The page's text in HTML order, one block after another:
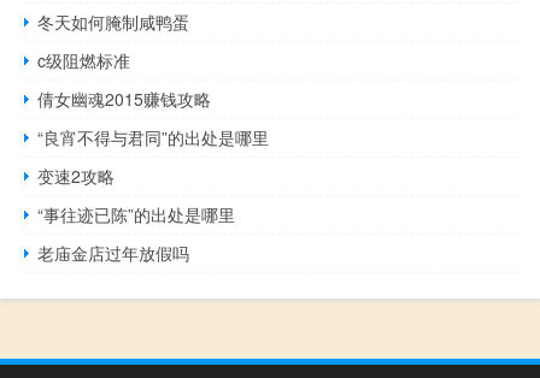
冬天如何腌制咸鸭蛋
c级阻燃标准
倩女幽魂2015赚钱攻略
“良宵不得与君同”的出处是哪里
变速2攻略
“事往迹已陈”的出处是哪里
老庙金店过年放假吗